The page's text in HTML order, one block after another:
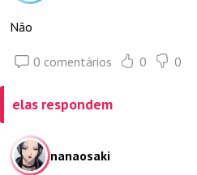
Não
0 comentários 0 0
elas respondem
nanaosaki